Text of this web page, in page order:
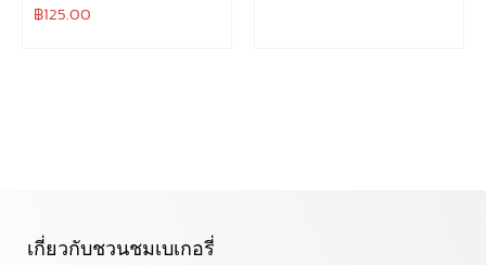
฿125.00
เกี่ยวกับชวนชมเบเกอรี่